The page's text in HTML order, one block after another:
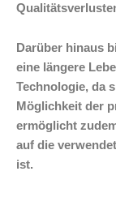
Darüber hinaus
eine längere
Technologie, da
Möglichkeit der
ermöglicht
auf die
ist.